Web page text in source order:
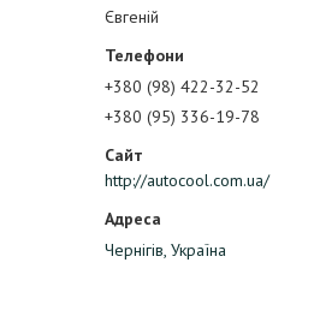
Євгеній
+380 (98) 422-32-52
+380 (95) 336-19-78
http://autocool.com.ua/
Чернігів, Україна